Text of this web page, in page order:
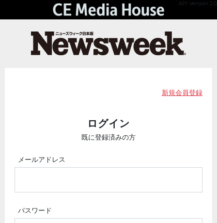
API Version 2.0
新規会員登録
ログイン
既に登録済みの方
メールアドレス
パスワード